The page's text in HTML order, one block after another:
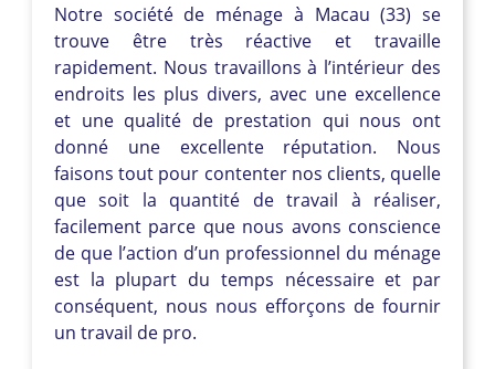
Notre société de ménage à Macau (33) se
trouve être très réactive et travaille
rapidement. Nous travaillons à l’intérieur des
endroits les plus divers, avec une excellence
et une qualité de prestation qui nous ont
donné une excellente réputation. Nous
faisons tout pour contenter nos clients, quelle
que soit la quantité de travail à réaliser,
facilement parce que nous avons conscience
de que l’action d’un professionnel du ménage
est la plupart du temps nécessaire et par
conséquent, nous nous efforçons de fournir
un travail de pro.